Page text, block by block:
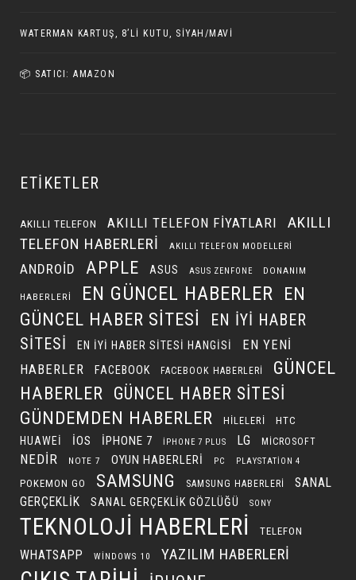
WATERMAN KARTUŞ, 8’LI KUTU, SIYAH/MAVI
📦 SATICI: AMAZON
ETIKETLER
AKILLI TELEFON AKILLI TELEFON FIYATLARI
AKILLI
TELEFON HABERLERI
AKILLI TELEFON MODELLERI
ANDROID APPLE ASUS ASUS ZENFONE DONANIM
HABERLERI EN GÜNCEL HABERLER EN
GÜNCEL HABER SITESI
EN IYI HABER
SITESI
EN IYI HABER SITESI HANGISI
EN YENI
HABERLER
FACEBOOK FACEBOOK HABERLERI
GÜNCEL
HABERLER GÜNCEL HABER SITESI
GÜNDEMDEN HABERLER HILELERI HTC
HUAWEI IOS IPHONE 7 IPHONE 7 PLUS LG MICROSOFT
NEDIR NOTE 7 OYUN HABERLERI PC PLAYSTATION 4
POKEMON GO SAMSUNG SAMSUNG HABERLERI
SANAL
GERÇEKLIK
SANAL GERÇEKLIK GÖZLÜĞÜ SONY
TEKNOLOJI HABERLERI TELEFON
WHATSAPP WINDOWS 10 YAZILIM HABERLERI